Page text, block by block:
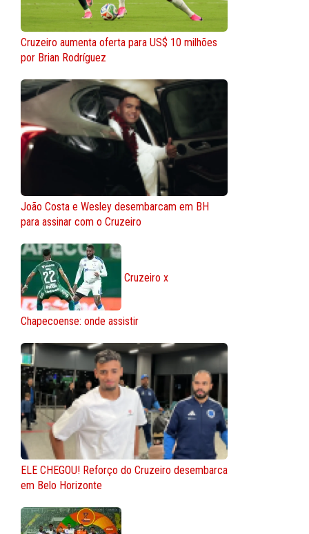
Cruzeiro aumenta oferta para US$ 10 milhões
por Brian Rodríguez
João Costa e Wesley desembarcam em BH
para assinar com o Cruzeiro
Cruzeiro x
Chapecoense: onde assistir
ELE CHEGOU! Reforço do Cruzeiro desembarca
em Belo Horizonte